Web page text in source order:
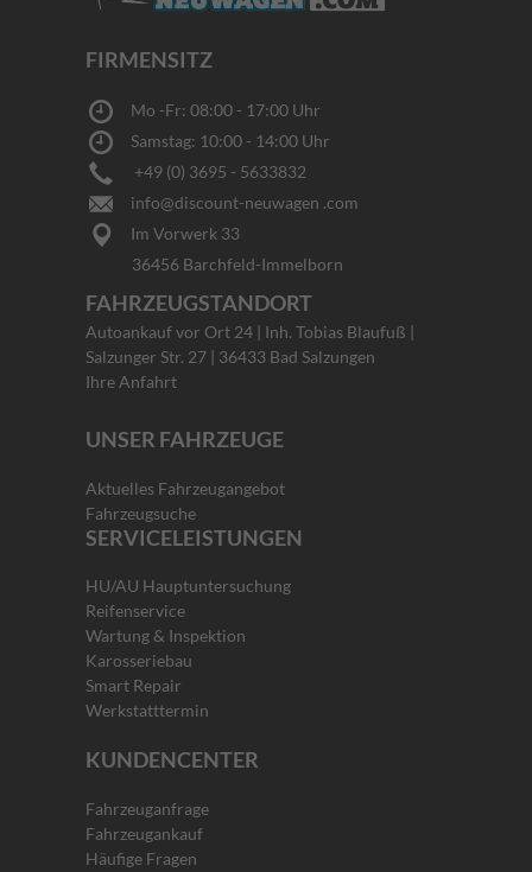
FIRMENSITZ
Mo -Fr: 08:00 - 17:00 Uhr
Samstag: 10:00 - 14:00 Uhr
+49 (0) 3695 - 5633832
info@discount-neuwagen .com
Im Vorwerk 33
36456 Barchfeld-Immelborn
FAHRZEUGSTANDORT
Autoankauf vor Ort 24 | Inh. Tobias Blaufuß |
Salzunger Str. 27 | 36433 Bad Salzungen
Ihre Anfahrt
UNSER FAHRZEUGE
Aktuelles Fahrzeugangebot
Fahrzeugsuche
SERVICELEISTUNGEN
HU/AU Hauptuntersuchung
Reifenservice
Wartung & Inspektion
Karosseriebau
Smart Repair
Werkstatttermin
KUNDENCENTER
Fahrzeuganfrage
Fahrzeugankauf
Häufige Fragen